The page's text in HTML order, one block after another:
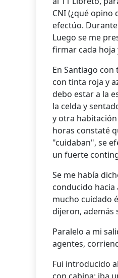
CNI (¿qué opino
efectúo.
Luego se me
firmar cada hoja
En Santiago
con tinta roja y
debo estar a la
la celda y
y otra
horas constaté
"cuidaban", se
un fuerte
Se me había
conducido hacia
mucho cuidado
dijeron, además
Paralelo a mi
agentes,
Fui introducido